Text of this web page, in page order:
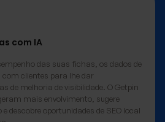
com IA
das suas fichas, os dados de
com clientes para lhe dar
de melhoria de visibilidade. O Getpin
mais envolvimento, sugere
descobre oportunidades de SEO local